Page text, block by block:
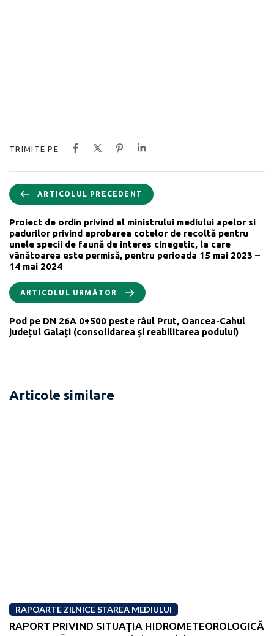
TRIMITE PE
ARTICOLUL PRECEDENT
Proiect de ordin privind al ministrului mediului apelor si
padurilor privind aprobarea cotelor de recoltă pentru
unele specii de faună de interes cinegetic, la care
vânătoarea este permisă, pentru perioada 15 mai 2023 –
14 mai 2024
ARTICOLUL URMĂTOR
Pod pe DN 26A 0+500 peste râul Prut, Oancea-Cahul
județul Galați (consolidarea și reabilitarea podului)
Articole similare
RAPOARTE ZILNICE STAREA MEDIULUI
RAPORT PRIVIND SITUAŢIA HIDROMETEOROLOGICĂ